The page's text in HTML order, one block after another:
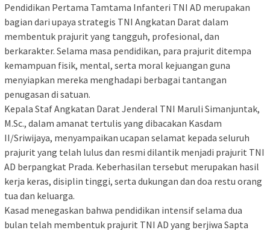
Pendidikan Pertama Tamtama Infanteri TNI AD merupakan
bagian dari upaya strategis TNI Angkatan Darat dalam
membentuk prajurit yang tangguh, profesional, dan
berkarakter. Selama masa pendidikan, para prajurit ditempa
kemampuan fisik, mental, serta moral kejuangan guna
menyiapkan mereka menghadapi berbagai tantangan
penugasan di satuan.
Kepala Staf Angkatan Darat Jenderal TNI Maruli Simanjuntak,
M.Sc., dalam amanat tertulis yang dibacakan Kasdam
II/Sriwijaya, menyampaikan ucapan selamat kepada seluruh
prajurit yang telah lulus dan resmi dilantik menjadi prajurit TNI
AD berpangkat Prada. Keberhasilan tersebut merupakan hasil
kerja keras, disiplin tinggi, serta dukungan dan doa restu orang
tua dan keluarga.
Kasad menegaskan bahwa pendidikan intensif selama dua
bulan telah membentuk prajurit TNI AD yang berjiwa Sapta